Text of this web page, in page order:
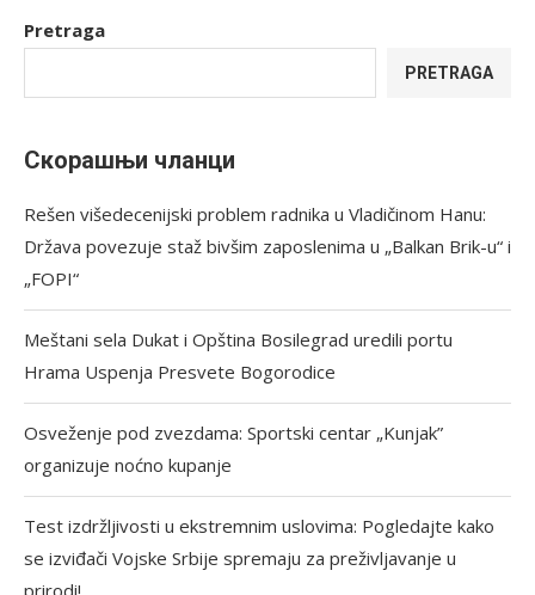
Pretraga
PRETRAGA
Скорашњи чланци
Rešen višedecenijski problem radnika u Vladičinom Hanu:
Država povezuje staž bivšim zaposlenima u „Balkan Brik-u“ i
„FOPI“
Meštani sela Dukat i Opština Bosilegrad uredili portu
Hrama Uspenja Presvete Bogorodice
Osveženje pod zvezdama: Sportski centar „Kunjak”
organizuje noćno kupanje
Test izdržljivosti u ekstremnim uslovima: Pogledajte kako
se izviđači Vojske Srbije spremaju za preživljavanje u
prirodi!